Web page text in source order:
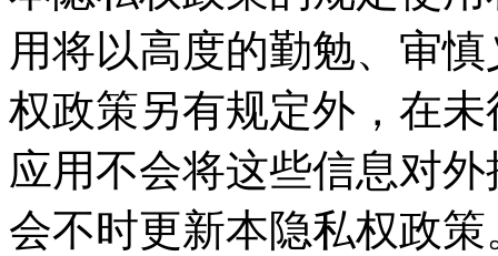
用将以高度的勤勉、审
权政策另有规定外，在
应用不会将这些信息对
会不时更新本隐私权政